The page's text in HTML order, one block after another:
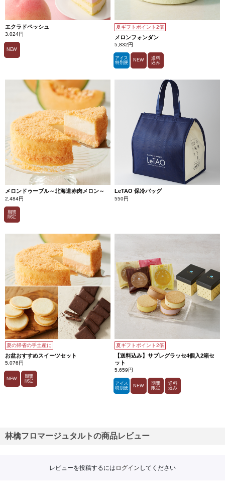
エクラドペッシュ
3,024円
NEW
夏ギフトポイント2倍
メロンフォンダン
5,832円
アイス
特別便
NEW
送料
込み
メロンドゥーブル～北海道赤肉メロン～
2,484円
期間
限定
LeTAO 保冷バッグ
550円
夏の帰省の手土産に
お盆おすすめスイーツセット
5,076円
NEW
期間
限定
夏ギフトポイント2倍
【送料込み】サブレグラッセ4個入2箱セ
ット
5,659円
アイス
特別便
NEW
期間
限定
送料
込み
林檎フロマージュタルトの商品レビュー
レビューを投稿するには ログイン してください